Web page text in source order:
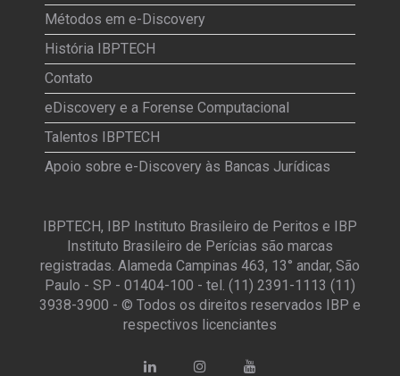
Métodos em e-Discovery
História IBPTECH
Contato
eDiscovery e a Forense Computacional
Talentos IBPTECH
Apoio sobre e-Discovery às Bancas Jurídicas
IBPTECH, IBP Instituto Brasileiro de Peritos e IBP
Instituto Brasileiro de Perícias são marcas
registradas. Alameda Campinas 463, 13° andar, São
Paulo - SP - 01404-100 - tel. (11) 2391-1113 (11)
3938-3900 - © Todos os direitos reservados IBP e
respectivos licenciantes